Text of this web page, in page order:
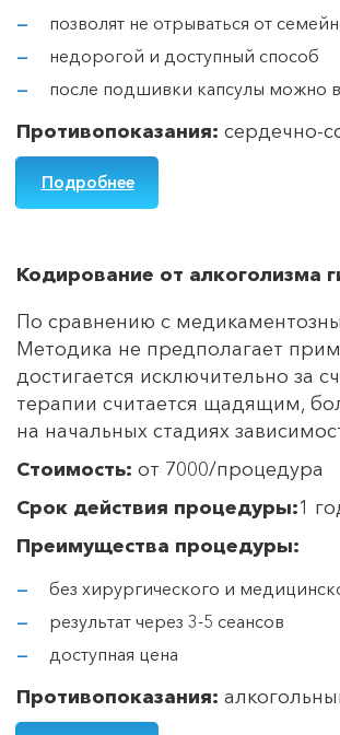
позволят не отрываться от
недорогой и доступный способ
после подшивки капсулы можно
Противопоказания: сердечно-
Подробнее
Кодирование от алкоголизма
По сравнению с
Методика не предполагает
достигается исключительно за
терапии считается щадящим,
на начальных стадиях
Стоимость: от 7000/процедура
Срок действия процедуры:1
Преимущества процедуры:
без хирургического и
результат через 3-5 сеансов
доступная цена
Противопоказания: